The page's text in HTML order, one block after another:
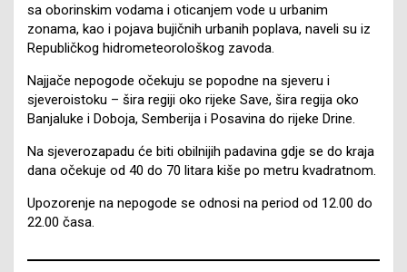
sa oborinskim vodama i oticanjem vode u urbanim
zonama, kao i pojava bujičnih urbanih poplava, naveli su iz
Republičkog hidrometeorološkog zavoda.
Najjače nepogode očekuju se popodne na sjeveru i
sjeveroistoku – šira regiji oko rijeke Save, šira regija oko
Banjaluke i Doboja, Semberija i Posavina do rijeke Drine.
Na sjeverozapadu će biti obilnijih padavina gdje se do kraja
dana očekuje od 40 do 70 litara kiše po metru kvadratnom.
Upozorenje na nepogode se odnosi na period od 12.00 do
22.00 časa.